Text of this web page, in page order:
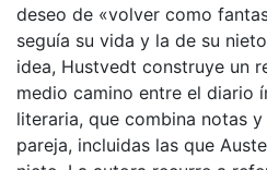
deseo de «volver como
seguía su vida y la de su
idea, Hustvedt construye un
medio camino entre el diario
literaria, que combina notas
pareja, incluidas las que